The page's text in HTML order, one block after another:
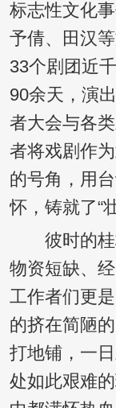
标志性文化
予倩、田汉
33个剧团近
90余天，演
者大会与各
者将戏剧作
的号角，用
怀，铸就了“
彼时的桂
物资短缺、
工作者们更
的挤在简陋
打地铺，一
处如此艰难